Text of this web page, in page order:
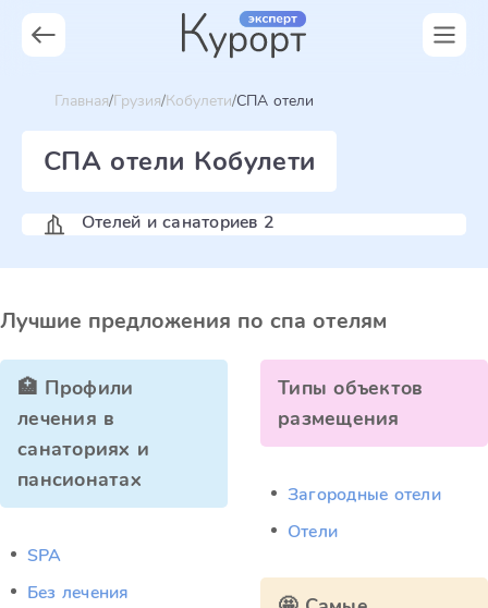
Главная Грузия Кобулети СПА отели
СПА отели Кобулети
Отелей и санаториев 2
Лучшие предложения по спа отелям
🏥 Профили
лечения в
санаториях и
пансионатах
SPA
Без лечения
Типы объектов
размещения
Загородные отели
Отели